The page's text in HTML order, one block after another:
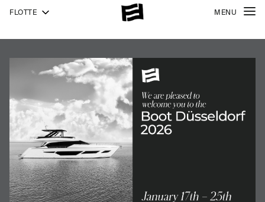
FLOTTE MENU
940
1000